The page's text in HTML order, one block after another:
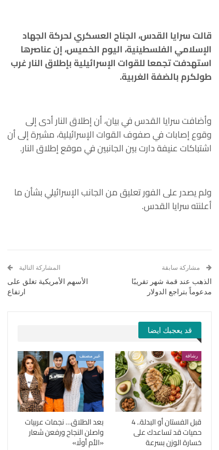
قالت سرايا القدس، الجناح العسكري لحركة الجهاد
الإسلامي الفلسطينية، اليوم الخميس، إن عناصرها
استهدفت تجمعا للقوات الإسرائيلية بإطلاق النار غرب
طولكرم بالضفة الغربية.
وأضافت سرايا القدس في بيان، أن إطلاق النار أدى إلى
وقوع إصابات في صفوف القوات الإسرائيلية، مشيرة إلى أن
اشتباكات عنيفة دارت بين الجانبين في موقع إطلاق النار.
ولم يصدر على الفور تعليق من الجانب الإسرائيلي بشأن ما
أعلنته سرايا القدس.
مشاركة سابقة
الذهب عند قمة شهر تقريبًا
مدعوماً بتراجع الدولار
المشاركة التالية
الأسهم الأمريكية تغلق على
ارتفاع
قد يعجبك ايضا
رشاقة
قبل الفستان أو البدلة.. 4
حميات قد تساعدك على
خسارة الوزن بسرعة
غير مصنف
بعد الطلاق… نجمات عربيات
واصلن النجاح ورفعن شعار
«الأم أولًا»